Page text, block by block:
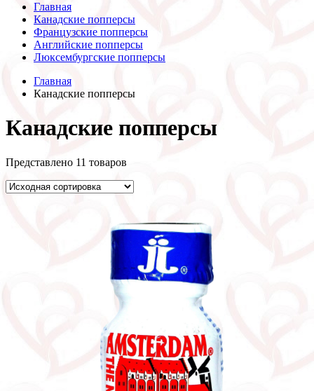
Главная
Канадские попперсы
Французские попперсы
Английские попперсы
Люксембургские попперсы
Главная
Канадские попперсы
Канадские попперсы
Представлено 11 товаров